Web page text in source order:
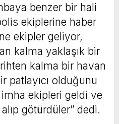
benzer bir hali
ekiplerine haber
ekipler geliyor,
kalma yaklaşık bir
kalma bir havan
patlayıcı olduğunu
ekipleri geldi ve
götürdüler” dedi.